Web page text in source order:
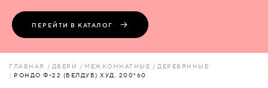
ПЕРЕГОРОДКИ
ПЕРЕЙТИ В КАТАЛОГ
ГЛАВНАЯ ДВЕРИ МЕЖКОМНАТНЫЕ
ДЕРЕВЯННЫЕ
РОНДО Ф-22 (БЕЛДУБ) ХУД. 200*60